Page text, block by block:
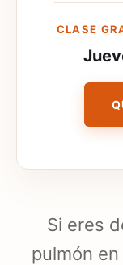
CLASE
Si eres
pulmón